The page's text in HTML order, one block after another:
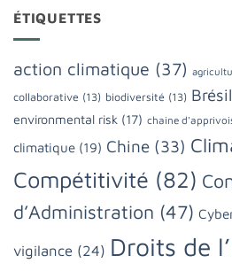
ÉTIQUETTES
action climatique (37)
collaborative (13) biodiversité (13) Brésil
environmental risk (17) chaine
climatique (19) Chine (33)
Compétitivité (82)
d’Administration (47)
vigilance (24) Droits de